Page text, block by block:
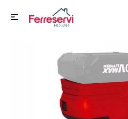

Herramientas y Construcción
Electrodomésticos